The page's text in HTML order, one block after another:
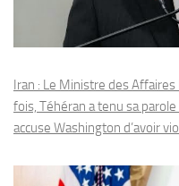
Iran : Le Ministre des
fois, Téhéran a tenu sa
accuse Washington d’avoir